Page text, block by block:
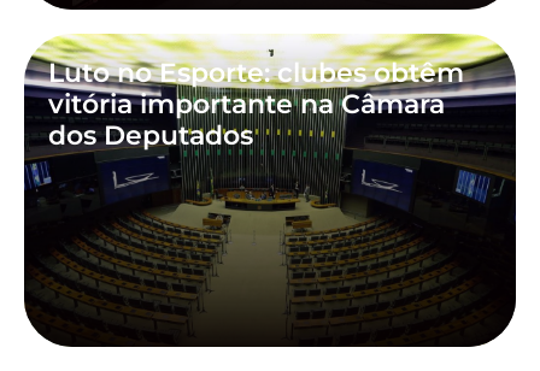
Luto no Esporte: clubes obtêm
vitória importante na Câmara
dos Deputados